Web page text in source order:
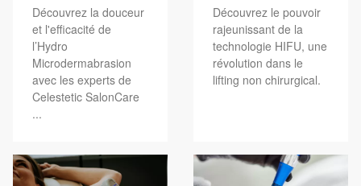
Découvrez la douceur
et l'efficacité de
l’Hydro
Microdermabrasion
avec les experts de
Celestetic SalonCare
...
Découvrez le pouvoir
rajeunissant de la
technologie HIFU, une
révolution dans le
lifting non chirurgical.